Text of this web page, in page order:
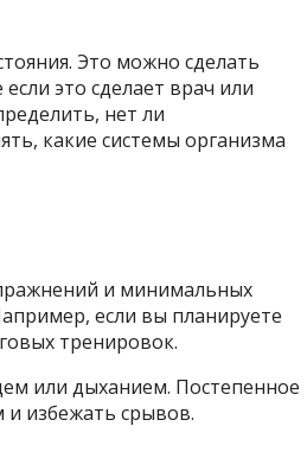
Это можно сделать
это сделает врач или
нет ли
какие системы организма
и минимальных
если вы планируете
тренировок.
или дыханием. Постепенное
и избежать срывов.